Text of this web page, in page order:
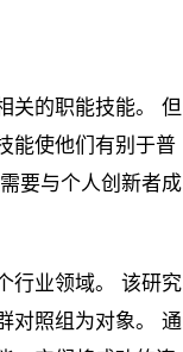
关的职能技能。 但
能使他们有别于普
要与个人创新者成
行业领域。 该研究
对照组为对象。 通